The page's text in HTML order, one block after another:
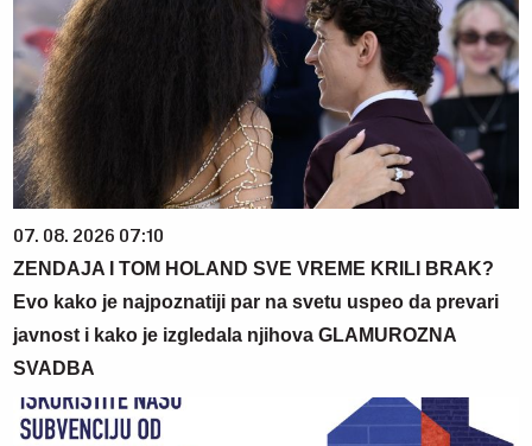
07. 08. 2026 07:10
ZENDAJA I TOM HOLAND SVE VREME KRILI BRAK?
Evo kako je najpoznatiji par na svetu uspeo da prevari
javnost i kako je izgledala njihova GLAMUROZNA
SVADBA